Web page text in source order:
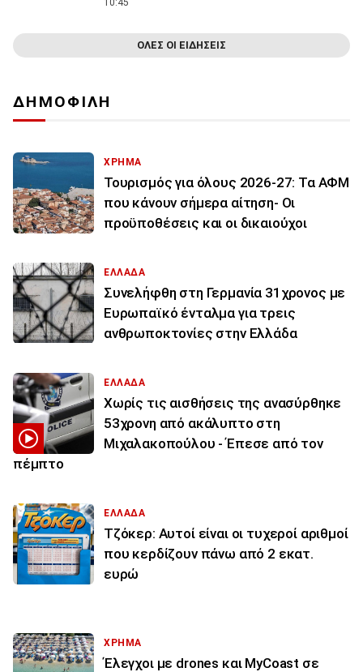
10:45
ΟΛΕΣ ΟΙ ΕΙΔΗΣΕΙΣ
ΔΗΜΟΦΙΛΗ
ΧΡΗΜΑ
Τουρισμός για όλους 2026-27: Τα ΑΦΜ
που κάνουν σήμερα αίτηση- Οι
προϋποθέσεις και οι δικαιούχοι
ΕΛΛΑΔΑ
Συνελήφθη στη Γερμανία 31χρονος με
Ευρωπαϊκό ένταλμα για τρεις
ανθρωποκτονίες στην Ελλάδα
ΕΛΛΑΔΑ
Χωρίς τις αισθήσεις της ανασύρθηκε
53χρονη από ακάλυπτο στη
Μιχαλακοπούλου - Έπεσε από τον
πέμπτο
ΕΛΛΑΔΑ
Τζόκερ: Αυτοί είναι οι τυχεροί αριθμοί
που κερδίζουν πάνω από 2 εκατ.
ευρώ
ΧΡΗΜΑ
Έλεγχοι με drones και MyCoast σε